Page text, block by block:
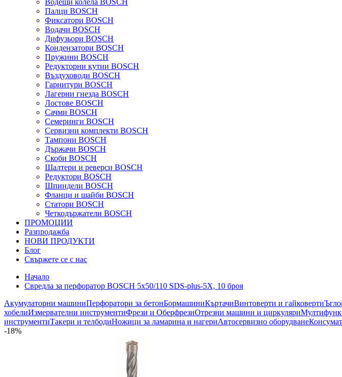
Водещи колела BOSCH
Палци BOSCH
Фиксатори BOSCH
Водачи BOSCH
Дифузьори BOSCH
Кондензатори BOSCH
Пружини BOSCH
Редукторни кутии BOSCH
Въздуховоди BOSCH
Гарнитури BOSCH
Лагерни гнезда BOSCH
Лостове BOSCH
Сачми BOSCH
Семеринги BOSCH
Сервизни комплекти BOSCH
Тампони BOSCH
Държачи BOSCH
Скоби BOSCH
Шалтери и реверси BOSCH
Редуктори BOSCH
Шпиндели BOSCH
Фланци и шайби BOSCH
Статори BOSCH
Четкодържатели BOSCH
ПРОМОЦИИ
Разпродажба
НОВИ ПРОДУКТИ
Блог
Свържете се с нас
Начало
Свредла за перфоратор BOSCH 5x50/110 SDS-plus-5Х, 10 броя
Акумулаторни машиниПерфоратори за бетонБормашиниКъртачиВинтоверти и гайковерти
хобелиИзмервателни инструментиФрези и ОберфрезиОтрезни машини и циркуляри
инструментиТакери и телбодиНожици за ламарина и нагериАвтосервизно оборудване
-18%